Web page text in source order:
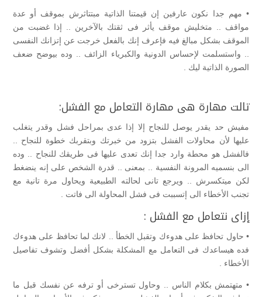
• مهم جدا نكون عارفين إن قيمتنا الذاتية مبتتاثرش بموقف أو عدة
مواقف .. متخليش موقف يأثر فى ثقتك بالآخرين .. إذا غضبت من
الموقف بشكل مبالغ فيه فإعرف إنك بالفعل خرجت عن إتزانك النفسى
.. واستسلمت لإحساس الدونية والكبرياء الزائف .. وده بيوضح ضعف
الصورة الذاتية ليك .
تالت مهارة هى مهارة التعامل مع الفشل:
مفيش حد يقدر يوصل للنجاح إلا إذا عدى بمراحل فشل وقدر يتغلب
عليها لأن محاولات الفشل بتزود من خبرتك وبتقربك خطوة للنجاح ..
فالفشل هو محطة وارد جدا إنك تعدى عليها فى طريقك للنجاح .. وده
الى بنسميه المرونة النفسية .. بمعنى .. قدرة الشخص على إنه ينضغط
لكن ميتكسرش .. ويرجع تانى لحالته الطبيعية ويحاول مرة تانية مع
تجنب الأخطاء الى إتسببت فى فشل المحاولة الى فاتت .
إزاى نتعامل مع الفشل :
• حاول تحافظ على هدوءك وتقبل الخطأ .. لانك لما تحافظ على هدوءك
فده هيساعدك فى التعامل مع المشكلة بشكل أفضل وتشوف تفاصيل
الأخطاء .
• متهتمش بكلام الناس .. وحاول تسترخى أو ترفه عن نفسك قبل ما